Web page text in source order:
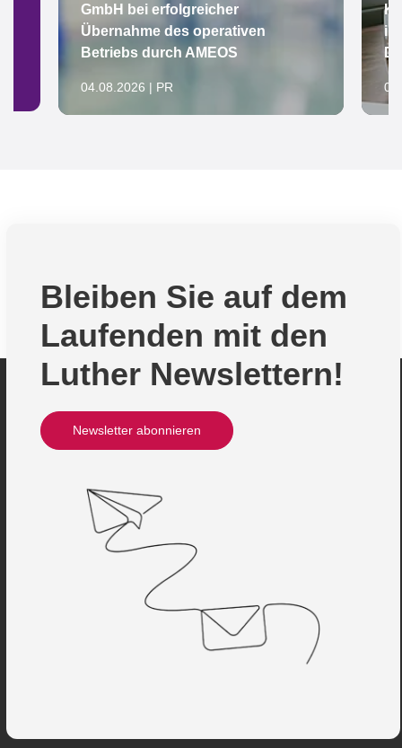
GmbH bei erfolgreicher
Übernahme des operativen
Betriebs durch AMEOS
04.08.2026 | PR
Bleiben Sie auf dem
Laufenden mit den
Luther Newslettern!
Newsletter abonnieren